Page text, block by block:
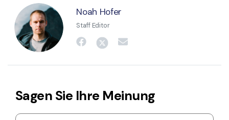
Noah Hofer
Staff Editor
Sagen Sie Ihre Meinung